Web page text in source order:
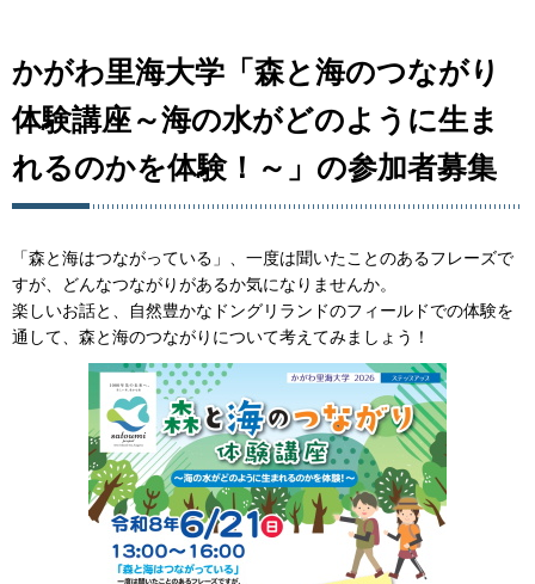
かがわ里海大学「森と海のつながり
体験講座～海の水がどのように生ま
れるのかを体験！～」の参加者募集
「森と海はつながっている」、一度は聞いたことのあるフレーズで
すが、どんなつながりがあるか気になりませんか。
楽しいお話と、自然豊かなドングリランドのフィールドでの体験を
通して、森と海のつながりについて考えてみましょう！